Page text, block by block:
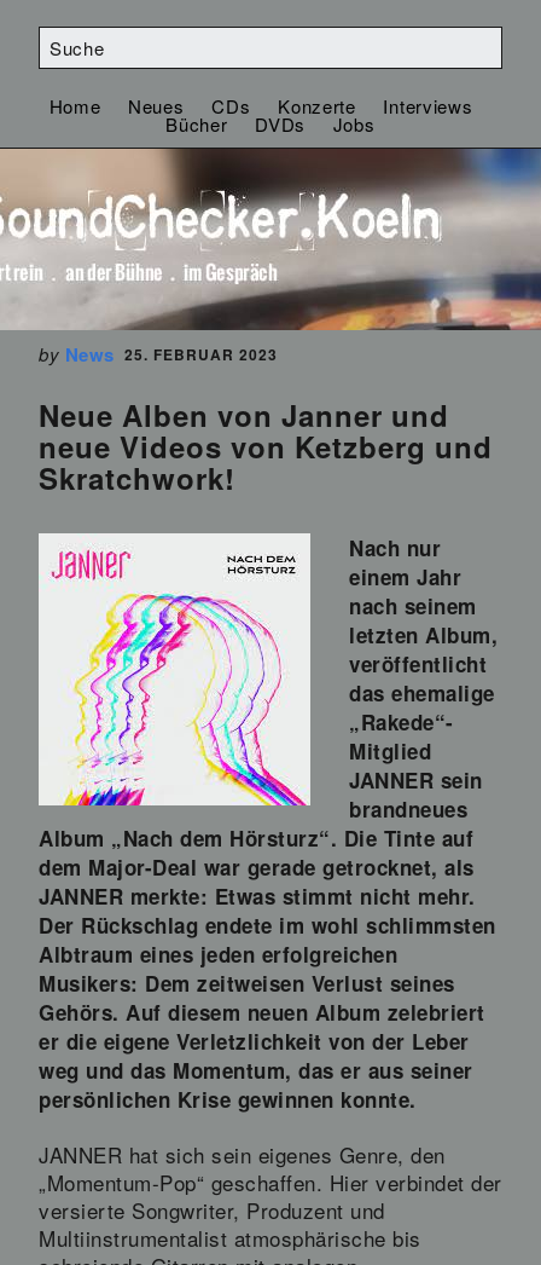
Home Neues CDs Konzerte Interviews
Bücher DVDs Jobs
by News 25. FEBRUAR 2023
Neue Alben von Janner und
neue Videos von Ketzberg und
Skratchwork!
Nach nur
einem Jahr
nach seinem
letzten Album,
veröffentlicht
das ehemalige
„Rakede“-
Mitglied
JANNER sein
brandneues
Album „Nach dem Hörsturz“. Die Tinte auf
dem Major-Deal war gerade getrocknet, als
JANNER merkte: Etwas stimmt nicht mehr.
Der Rückschlag endete im wohl schlimmsten
Albtraum eines jeden erfolgreichen
Musikers: Dem zeitweisen Verlust seines
Gehörs. Auf diesem neuen Album zelebriert
er die eigene Verletzlichkeit von der Leber
weg und das Momentum, das er aus seiner
persönlichen Krise gewinnen konnte.
JANNER hat sich sein eigenes Genre, den
„Momentum-Pop“ geschaffen. Hier verbindet der
versierte Songwriter, Produzent und
Multiinstrumentalist atmosphärische bis